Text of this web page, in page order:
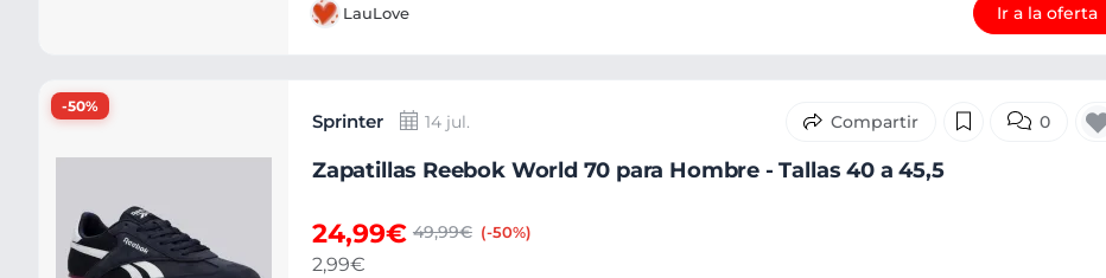
LauLove Ir a la oferta
-50%
Sprinter 14 jul. 0
Zapatillas Reebok World 70 para Hombre - Tallas 40 a 45,5
24,99€ 49,99€ (-50%)
2,99€